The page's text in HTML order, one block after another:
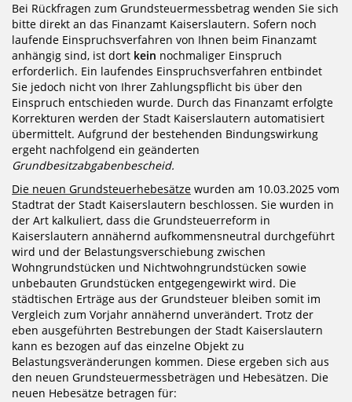
Bei Rückfragen zum Grundsteuermessbetrag wenden Sie sich
bitte direkt an das Finanzamt Kaiserslautern. Sofern noch
laufende Einspruchsverfahren von Ihnen beim Finanzamt
anhängig sind, ist dort kein nochmaliger Einspruch
erforderlich. Ein laufendes Einspruchsverfahren entbindet
Sie jedoch nicht von Ihrer Zahlungspflicht bis über den
Einspruch entschieden wurde. Durch das Finanzamt erfolgte
Korrekturen werden der Stadt Kaiserslautern automatisiert
übermittelt. Aufgrund der bestehenden Bindungswirkung
ergeht nachfolgend ein geänderten
Grundbesitzabgabenbescheid.
Die neuen Grundsteuerhebesätze wurden am 10.03.2025 vom
Stadtrat der Stadt Kaiserslautern beschlossen. Sie wurden in
der Art kalkuliert, dass die Grundsteuerreform in
Kaiserslautern annähernd aufkommensneutral durchgeführt
wird und der Belastungsverschiebung zwischen
Wohngrundstücken und Nichtwohngrundstücken sowie
unbebauten Grundstücken entgegengewirkt wird. Die
städtischen Erträge aus der Grundsteuer bleiben somit im
Vergleich zum Vorjahr annähernd unverändert. Trotz der
eben ausgeführten Bestrebungen der Stadt Kaiserslautern
kann es bezogen auf das einzelne Objekt zu
Belastungsveränderungen kommen. Diese ergeben sich aus
den neuen Grundsteuermessbeträgen und Hebesätzen. Die
neuen Hebesätze betragen für: